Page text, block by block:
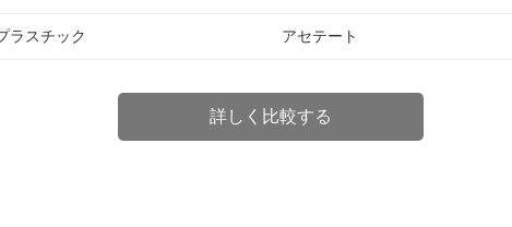
ラスチック アセテート
詳しく比較する